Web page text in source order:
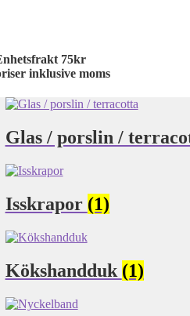
75kr
inklusive moms
Glas / porslin /
Isskrapor (1)
Kökshandduk (1)